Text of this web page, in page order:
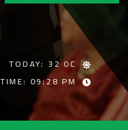
TODAY: 32 0C
TIME: 09:28 PM